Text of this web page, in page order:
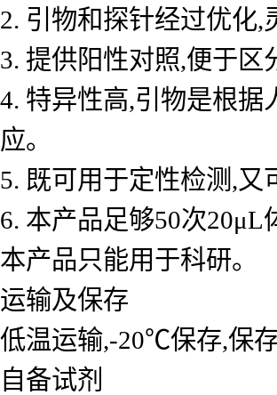
2. 引物和探针经过优化,
3. 提供阳性对照,便于区
4. 特异性高,引物是根
应。
5. 既可用于定性检测,
6. 本产品足够50次20μL
本产品只能用于科研。
运输及保存
低温运输,-20℃保存,保
自备试剂